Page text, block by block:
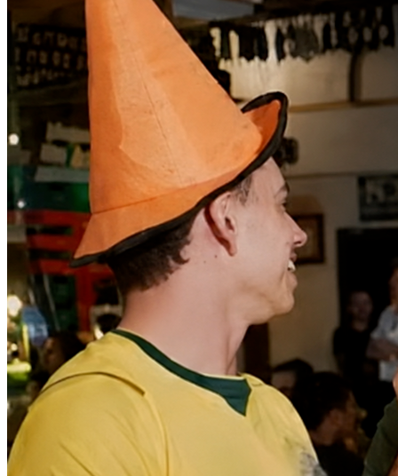
Fortaleza